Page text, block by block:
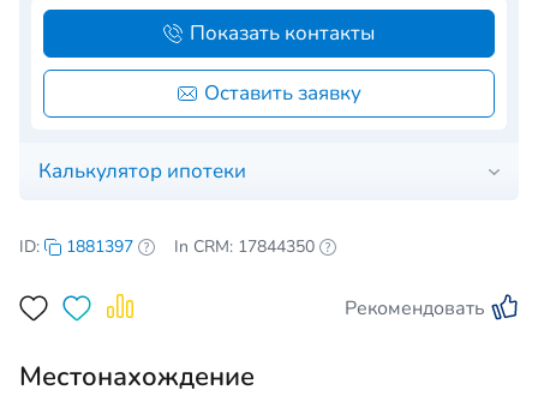
Калькулятор ипотеки
Оставить заявку
Показать контакты
ID: 1881397 In CRM: 17844350
Рекомендовать
Местонахождение